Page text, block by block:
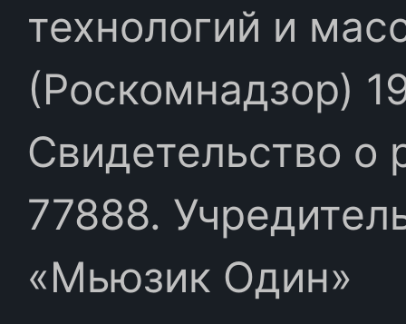
технологий и
(Роскомнадзор)
Свидетельство
77888.
«Мьюзик Один»